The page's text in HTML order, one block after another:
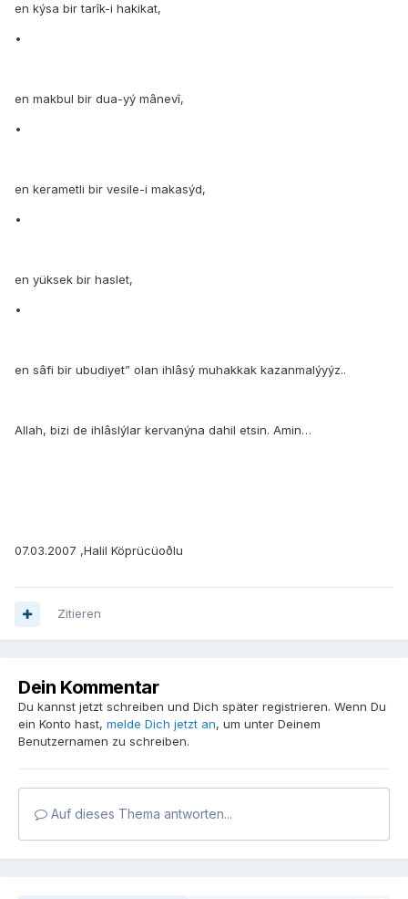
en kýsa bir tarîk-i hakikat,
•
en makbul bir dua-yý mânevî,
•
en kerametli bir vesile-i makasýd,
•
en yüksek bir haslet,
•
en sâfi bir ubudiyet” olan ihlâsý muhakkak kazanmalýyýz..
Allah, bizi de ihlâslýlar kervanýna dahil etsin. Amin…
07.03.2007 ,Halil Köprücüoðlu
Zitieren
Dein Kommentar
Du kannst jetzt schreiben und Dich später registrieren. Wenn Du
ein Konto hast, melde Dich jetzt an, um unter Deinem
Benutzernamen zu schreiben.
Auf dieses Thema antworten...